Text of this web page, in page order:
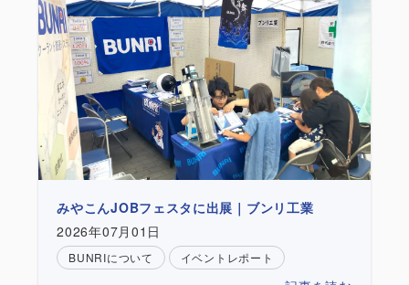
みやこんJOBフェスタに出展｜ブンリ工業
2026年07月01日
BUNRIについて イベントレポート